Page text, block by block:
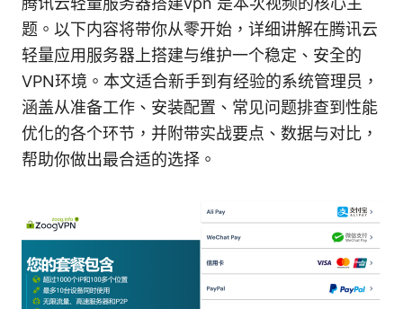
题。以下内容将带你从零开始，详细讲解在腾讯云
轻量应用服务器上搭建与维护一个稳定、安全的
VPN环境。本文适合新手到有经验的系统管理员，
涵盖从准备工作、安装配置、常见问题排查到性能
优化的各个环节，并附带实战要点、数据与对比，
帮助你做出最合适的选择。